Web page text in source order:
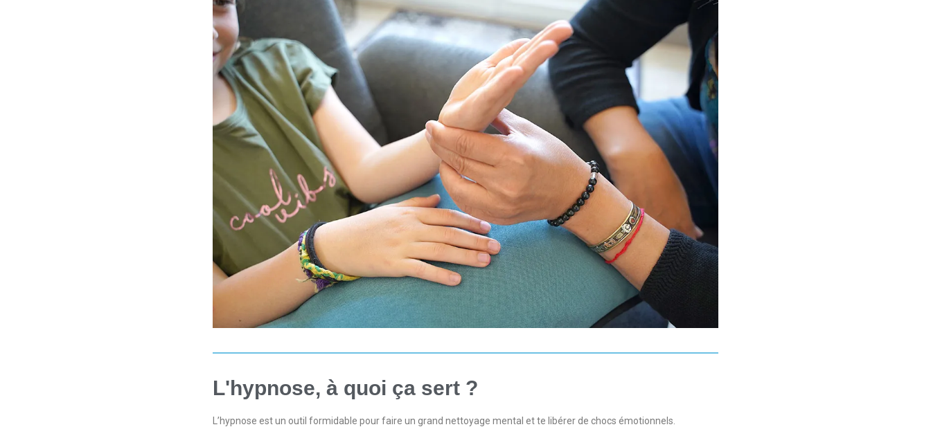
L'hypnose, à quoi ça sert ?​
L’hypnose est un outil formidable pour faire un grand nettoyage mental et te libérer de chocs émotionnels.